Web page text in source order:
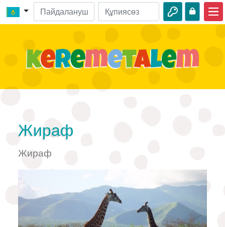
Киелі кітап оқиғалары
Жираф
Жираф